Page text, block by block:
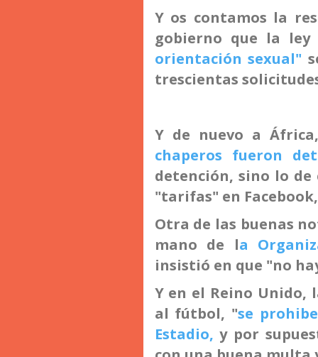
Y os contamos la
gobierno que la
orientación sexual"
trescientas
Y de nuevo a
chaperos fueron
detención, sino lo
"tarifas" en
Otra de las buenas
mano de la
insistió en que "no
Y en el Reino
al fútbol, "se
Estadio, y por